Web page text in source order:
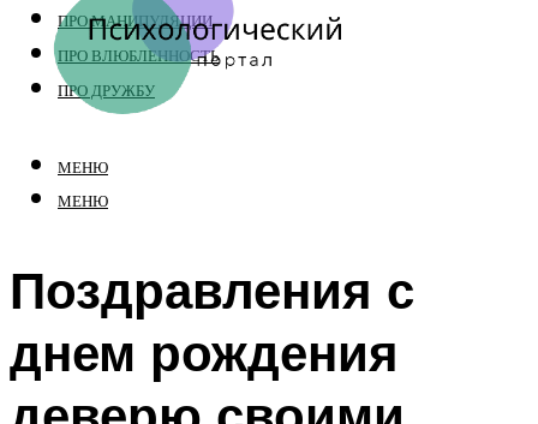
ПРО МАНИПУЛЯЦИИ
ПРО ВЛЮБЛЕННОСТЬ
ПРО ДРУЖБУ
МЕНЮ
МЕНЮ
Поздравления с
днем рождения